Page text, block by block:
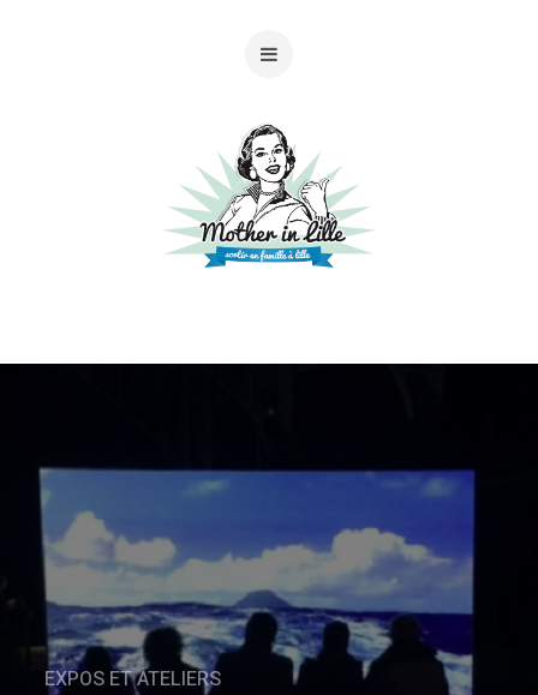
EXPOS ET ATELIERS